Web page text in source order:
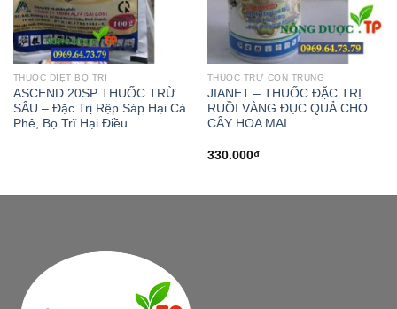
THUỐC DIỆT BỌ TRĨ
ASCEND 20SP THUỐC TRỪ
SÂU – Đặc Trị Rệp Sáp Hại Cà
Phê, Bọ Trĩ Hại Điều
THUỐC TRỪ CÔN TRÙNG
JIANET – THUỐC ĐẶC TRỊ
RUỒI VÀNG ĐỤC QUẢ CHO
CÂY HOA MAI
330.000₫